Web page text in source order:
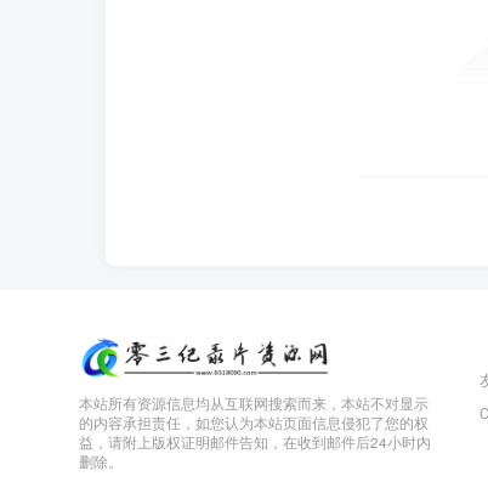
本站所有资源信息均从互联网搜索而来，本站不对显示
的内容承担责任，如您认为本站页面信息侵犯了您的权
益，请附上版权证明邮件告知，在收到邮件后24小时内
删除。